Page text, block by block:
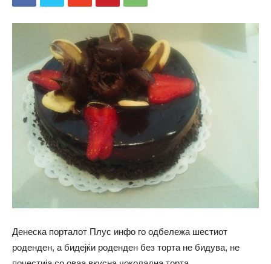
Денеска порталот Плус инфо го одбележа шестиот
роденден, а бидејќи роденден без торта не бидува, не